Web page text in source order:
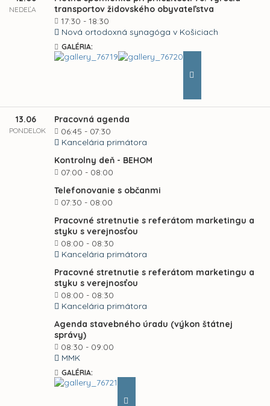
NEDEĽA
transportov židovského obyvateľstva
17:30 - 18:30
Nová ortodoxná synagóga v Košiciach
GALÉRIA:
13.06
PONDELOK
Pracovná agenda
06:45 - 07:30
Kancelária primátora
Kontrolny deň - BEHOM
07:00 - 08:00
Telefonovanie s občanmi
07:30 - 08:00
Pracovné stretnutie s referátom marketingu a
styku s verejnosťou
08:00 - 08:30
Kancelária primátora
Pracovné stretnutie s referátom marketingu a
styku s verejnosťou
08:00 - 08:30
Kancelária primátora
Agenda stavebného úradu (výkon štátnej
správy)
08:30 - 09:00
MMK
GALÉRIA: